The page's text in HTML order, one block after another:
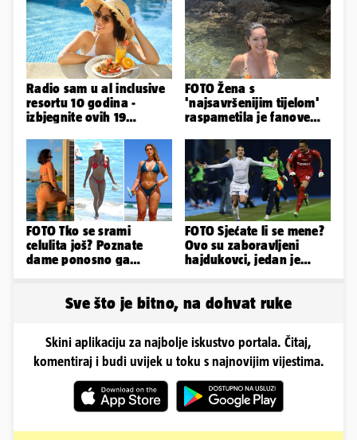
Radio sam u al inclusive
resortu 10 godina -
izbjegnite ovih 19
odmor
FOTO Žena s
'najsavršenijim tijelom'
raspametila je fanove
plićaka
FOTO Tko se srami
celulita još? Poznate
dame ponosno ga
FOTO Sjećate li se mene?
Ovo su zaboravljeni
hajdukovci, jedan je
Sve što je bitno, na dohvat ruke
Skini aplikaciju za najbolje iskustvo portala. Čitaj,
komentiraj i budi uvijek u toku s najnovijim vijestima.